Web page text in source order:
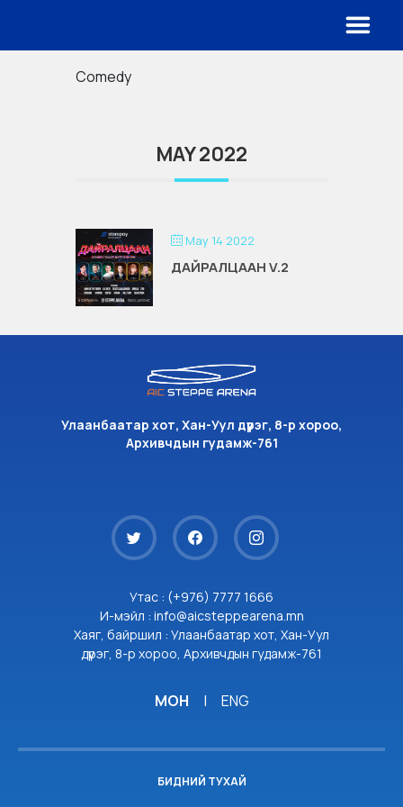
Comedy
MAY 2022
May 14 2022
ДАЙРАЛЦААН V.2
Улаанбаатар хот, Хан-Уул дүүрэг, 8-р хороо,
Архивчдын гудамж-761
Утас : (+976) 7777 1666
И-мэйл : info@aicsteppearena.mn
Хаяг, байршил : Улаанбаатар хот, Хан-Уул
дүүрэг, 8-р хороо, Архивчдын гудамж-761
МОН | ENG
БИДНИЙ ТУХАЙ